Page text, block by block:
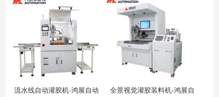
流水线自动灌胶机-鸿展自动
全景视觉灌胶装料机-鸿展自